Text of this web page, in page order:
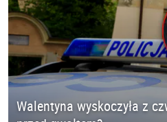
Walentyna wyskoczyła z